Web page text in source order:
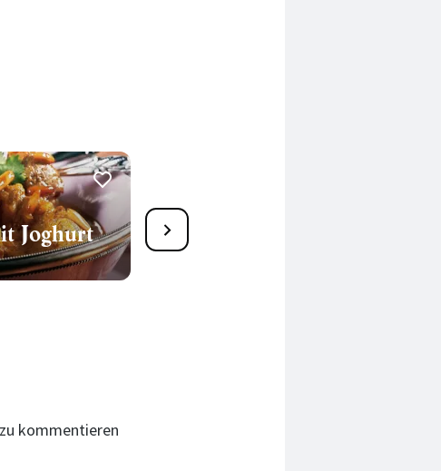
Joghurt
3
Scharfes Schweinefleisch-
Vindaloo
kommentieren